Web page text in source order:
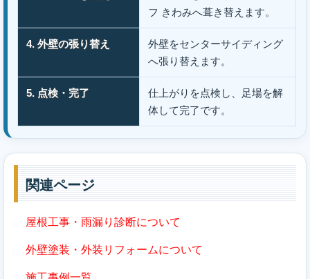
フ きわみへ葺き替えます。
4. 外壁の張り替え
外壁をセンターサイディング
へ張り替えます。
5. 点検・完了
仕上がりを点検し、足場を解
体して完了です。
関連ページ
屋根工事・雨漏り診断について
外壁塗装・外装リフォームについて